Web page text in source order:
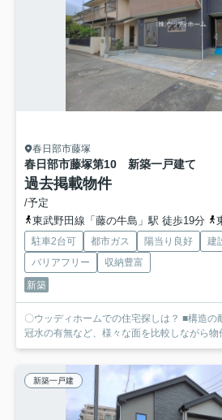
春日部市藤塚
春日部市藤塚第10 新築一戸建て
過去掲載物件
/予定
東武野田線「藤の牛島」駅 徒歩19分
駐車2台可 都市ガス 陽当り良好
建
バリアフリー
収納豊富
新築
〇ウッディホームでの住宅探しは？ ■構造の耐震性や地盤の良し悪し、
冠水の有無など、様々な面を比較しながら物
新築一戸建